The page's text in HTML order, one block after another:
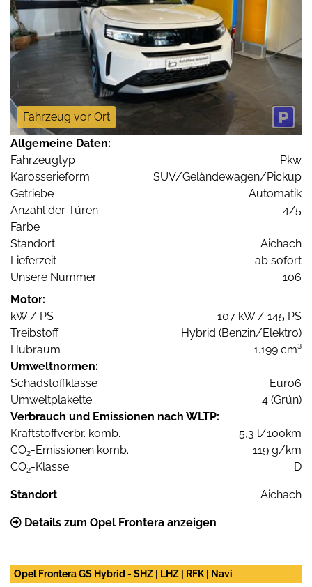
Fahrzeug vor Ort
Allgemeine Daten:
Fahrzeugtyp
Pkw
Karosserieform
SUV/Geländewagen/Pickup
Getriebe
Automatik
Anzahl der Türen
4/5
Farbe
Standort
Aichach
Lieferzeit
ab sofort
Unsere Nummer
106
Motor:
kW / PS
107 kW / 145 PS
Treibstoff
Hybrid (Benzin/Elektro)
Hubraum
1.199 cm³
Umweltnormen:
Schadstoffklasse
Euro6
Umweltplakette
4 (Grün)
Verbrauch und Emissionen nach WLTP:
Kraftstoffverbr. komb.
5,3 l/100km
CO2-Emissionen komb.
119 g/km
CO2-Klasse D
Standort Aichach
Details zum Opel Frontera anzeigen
Opel Frontera GS Hybrid - SHZ | LHZ | RFK | Navi